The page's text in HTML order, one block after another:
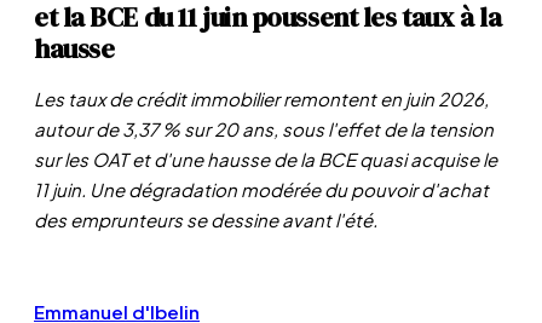
et la BCE du 11 juin poussent les taux à la
hausse
Les taux de crédit immobilier remontent en juin 2026,
autour de 3,37 % sur 20 ans, sous l'effet de la tension
sur les OAT et d'une hausse de la BCE quasi acquise le
11 juin. Une dégradation modérée du pouvoir d'achat
des emprunteurs se dessine avant l'été.
Emmanuel d'Ibelin